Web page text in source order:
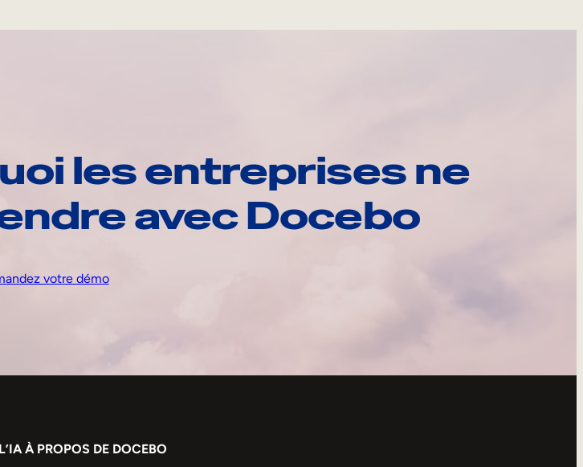
les entreprises ne
avec Docebo
votre démo
À PROPOS DE DOCEBO